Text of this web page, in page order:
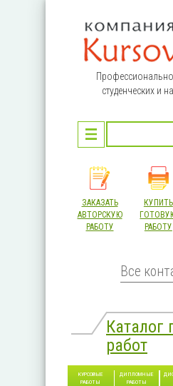
студенческих и
ЗАКАЗАТЬ
АВТОРСКУЮ
РАБОТУ
КУПИТЬ
РАБОТУ
Все
Каталог
работ
КУРСОВЫЕ
РАБОТЫ
ДИПЛОМНЫЕ
РАБОТЫ